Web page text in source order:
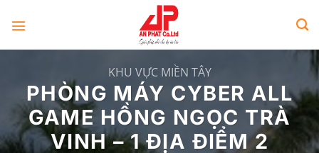
KHU VỰC MIỀN TÂY
PHÒNG MÁY CYBER ALL
GAME HỒNG NGỌC TRÀ
VINH – 1 ĐỊA ĐIỂM 2